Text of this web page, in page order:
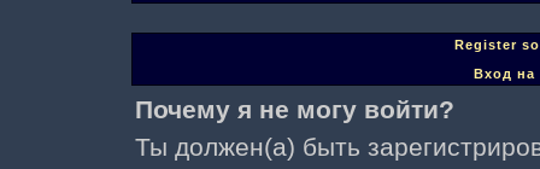
Register
Вход на
Почему я не могу войти?
Ты должен(а) быть